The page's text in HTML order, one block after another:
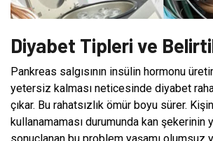
Diyabet Tipleri ve
Pankreas salgısının insülin hormonu
yetersiz kalması neticesinde diyabet
çıkar. Bu rahatsızlık ömür boyu sürer.
kullanamaması durumunda kan